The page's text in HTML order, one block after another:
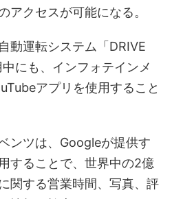
アクセスが可能になる。
動運転システム「DRIVE
にも、インフォテインメ
アプリを使用すること
ンツは、Googleが提供す
することで、世界中の2億
関する営業時間、写真、評